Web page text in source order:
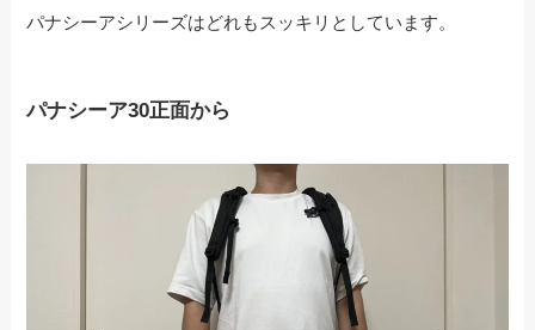
パナシーアシリーズはどれもスッキリとしています。
パナシーア30正面から